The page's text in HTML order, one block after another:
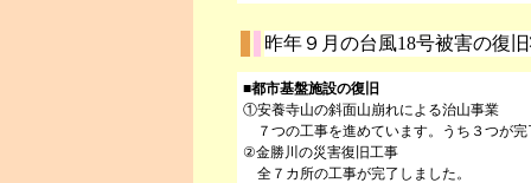
昨年９月の台風18号被害の復
■都市基盤施設の復旧
①安養寺山の斜面山崩れによる治山事業
７つの工事を進めています。うち３つが完
②金勝川の災害復旧工事
全７カ所の工事が完了しました。